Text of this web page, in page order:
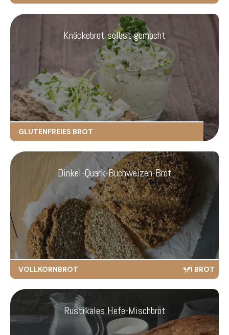
Knäckebrot selbst gemacht
GLUTENFREIES BROT
Dinkel-Quark-Buchweizen-Brot
VOLLKORNBROT 1 BROT
Rustikales Hefe-Mischbrot